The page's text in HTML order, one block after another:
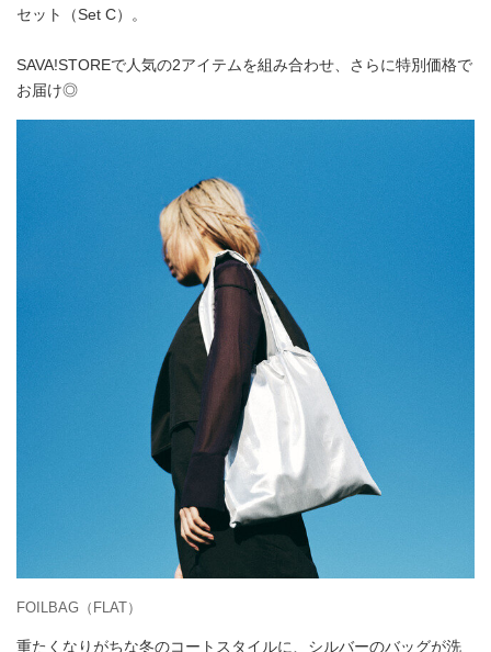
セット（Set C）。
SAVA!STOREで人気の2アイテムを組み合わせ、さらに特別価格で
お届け◎
FOILBAG（FLAT）
重たくなりがちな冬のコートスタイルに、シルバーのバッグが洗